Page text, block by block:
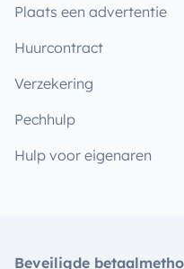
Plaats een advertentie
Huurcontract
Verzekering
Pechhulp
Hulp voor eigenaren
Beveiligde